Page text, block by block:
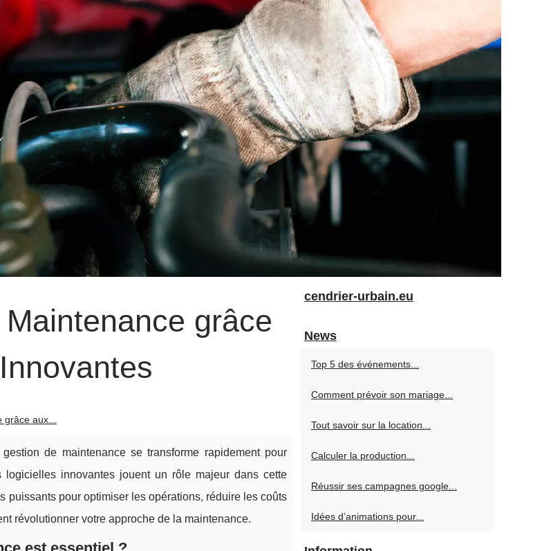
grâce
aux...
de maintenance se transforme rapidement pour
innovantes jouent un rôle majeur dans cette
puissants pour optimiser les opérations, réduire les coûts
révolutionner votre approche de la maintenance.
cendrier-urbain.eu
News
Top 5 des événements...
Comment prévoir son mariage...
Tout savoir sur la location...
Calculer la production...
Réussir ses campagnes google...
Idées d’animations pour...